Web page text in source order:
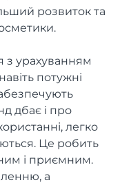
розвиток та
з урахуванням
потужні
дбає і про
легко
Це робить
і приємним.
а